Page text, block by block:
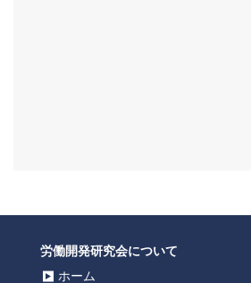
労働開発研究会について
ホーム